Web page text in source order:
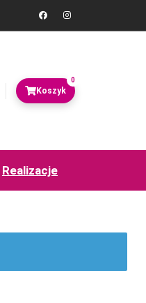
0
Realizacje